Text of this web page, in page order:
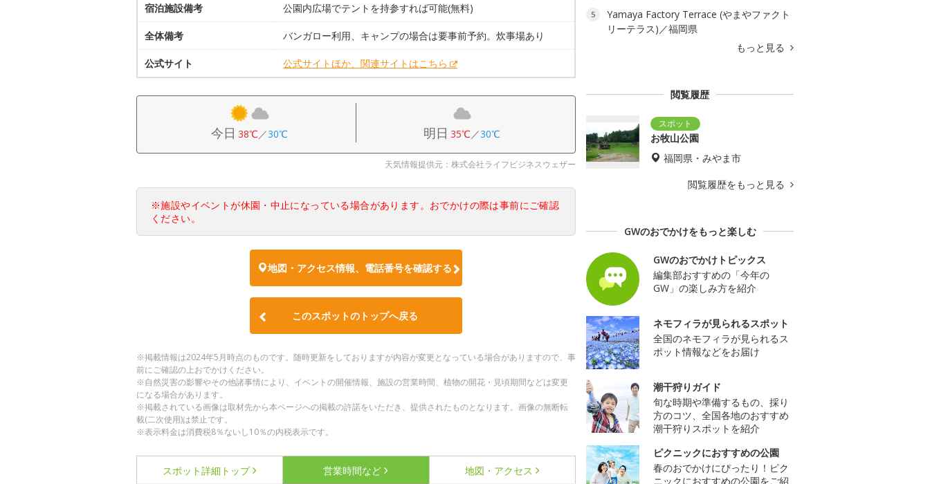
宿泊施設備考 公園内広場でテントを持参すれば可能(無料)
全体備考 バンガロー利用、キャンプの場合は要事前予約。炊事場あり
公式サイト 公式サイトほか、関連サイトはこちら
今日 38℃／30℃ 明日 35℃／30℃
天気情報提供元：株式会社ライフビジネスウェザー
※施設やイベントが休園・中止になっている場合があります。おでかけの際は事前にご確認
ください。
地図・アクセス情報、電話番号を確認する
このスポットのトップへ戻る
※掲載情報は2024年5月時点のものです。随時更新をしておりますが内容が変更となっている場合がありますので、事
前にご確認の上おでかけください。
※自然災害の影響やその他諸事情により、イベントの開催情報、施設の営業時間、植物の開花・見頃期間などは変更
になる場合があります。
※掲載されている画像は取材先から本ページへの掲載の許諾をいただき、提供されたものとなります。画像の無断転
載(二次使用)は禁止です。
※表示料金は消費税8％ないし10％の内税表示です。
スポット詳細 トップ 営業時間など 地図・アクセス
5
Yamaya Factory Terrace (やまやファクト
リーテラス)／福岡県
もっと見る
閲覧履歴
お牧山公園
福岡県・みやま市
閲覧履歴をもっと見る
GWのおでかけをもっと楽しむ
GWのおでかけトピックス
編集部おすすめの「今年の
GW」の楽しみ方を紹介
ネモフィラが見られるスポット
全国のネモフィラが見られるス
ポット情報などをお届け
潮干狩りガイド
旬な時期や準備するもの、採り
方のコツ、全国各地のおすすめ
潮干狩りスポットを紹介
ピクニックにおすすめの公園
春のおでかけにぴったり！ピク
ニックにおすすめの公園をご紹